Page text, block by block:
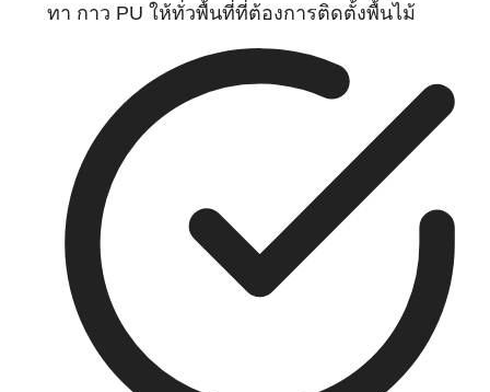
ทา กาว PU ให้ทั่วพื้นที่ที่ต้องการติดตั้งพื้นไม้